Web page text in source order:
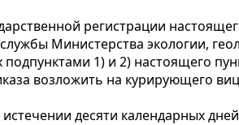
регистрации
Министерства экологии,
1) и 2) настоящего
возложить на курирующего
десяти календарных